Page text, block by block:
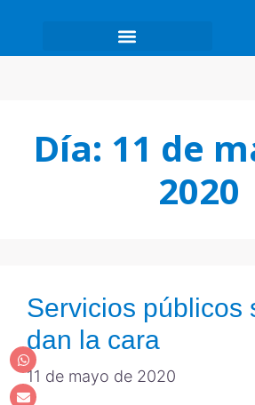
Día: 11 de
2020
Servicios públicos
dan la cara
11 de mayo de 2020